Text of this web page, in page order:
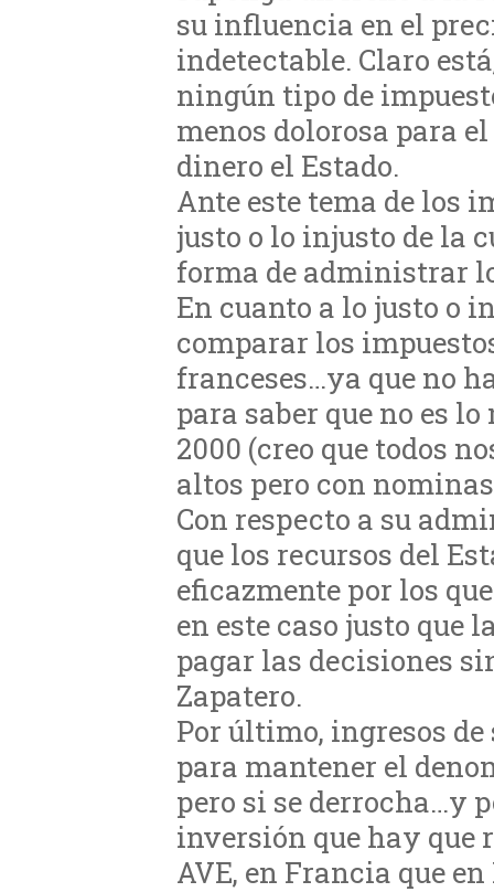
su influencia en el
indetectable. Claro
ningún tipo de
menos dolorosa para
dinero el Estado.
Ante este tema de los
justo o lo injusto de la
forma de administrar
En cuanto a lo justo o
comparar los
franceses…ya que no
para saber que no es lo
2000 (creo que todos
altos pero con
Con respecto a su
que los recursos del
eficazmente por los
en este caso justo que
pagar las decisiones
Zapatero.
Por último, ingresos
para mantener el
pero si se derrocha…y
inversión que hay que
AVE, en Francia que